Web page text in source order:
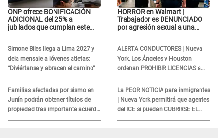
ONP ofrece BONIFICACIÓN
ADICIONAL del 25% a
jubilados que cumplan este
Simone Biles llega a Lima 2027 y
deja mensaje a jóvenes atletas:
“Diviértanse y abracen el camino”
Familias afectadas por sismo en
Junín podrán obtener títulos de
propiedad tras importante acuerdo
de Cofopri
HORROR en Walmart |
Trabajador es DENUNCIADO
por agresión sexual a una
ALERTA CONDUCTORES | Nueva
York, Los Ángeles y Houston
ordenan PROHIBIR LICENCIAS a
quienes no presenten ESTE
DOCUMENTO
La PEOR NOTICIA para inmigrantes
| Nueva York permitirá que agentes
del ICE si puedan CUBRIRSE EL
ROSTRO